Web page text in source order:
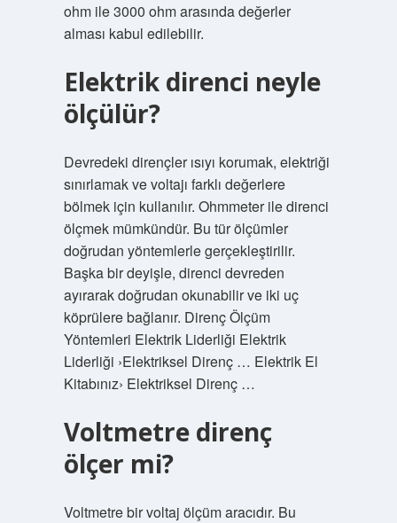
ohm ile 3000 ohm arasında değerler
alması kabul edilebilir.
Elektrik direnci neyle
ölçülür?
Devredeki dirençler ısıyı korumak, elektriği
sınırlamak ve voltajı farklı değerlere
bölmek için kullanılır. Ohmmeter ile direnci
ölçmek mümkündür. Bu tür ölçümler
doğrudan yöntemlerle gerçekleştirilir.
Başka bir deyişle, direnci devreden
ayırarak doğrudan okunabilir ve iki uç
köprülere bağlanır. Direnç Ölçüm
Yöntemleri Elektrik Liderliği Elektrik
Liderliği ›Elektriksel Direnç … Elektrik El
Kitabınız› Elektriksel Direnç …
Voltmetre direnç
ölçer mi?
Voltmetre bir voltaj ölçüm aracıdır. Bu